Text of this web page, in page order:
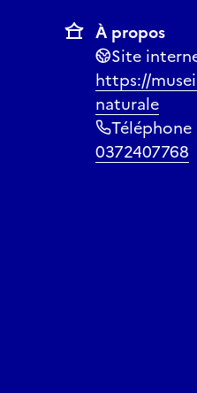
À propos
Site
https://
naturale
Téléphone
0372407768